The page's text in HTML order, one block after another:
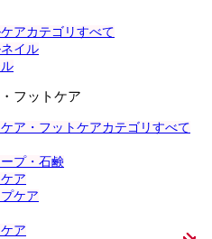
アカテゴリすべて
イル
フットケア
ア・フットケアカテゴリすべて
プ・石鹸
ア
ケア
ア